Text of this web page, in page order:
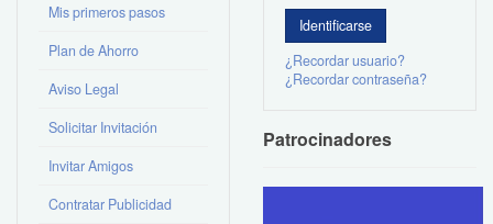
Mis primeros pasos
Plan de Ahorro
Aviso Legal
Solicitar Invitación
Invitar Amigos
Contratar Publicidad
¿Recordar usuario?
¿Recordar contraseña?
Patrocinadores